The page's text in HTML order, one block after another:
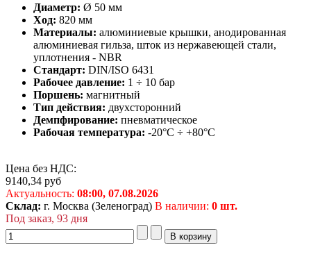
Диаметр: Ø 50 мм
Ход: 820 мм
Материалы: алюминиевые крышки, анодированная
алюминиевая гильза, шток из нержавеющей стали,
уплотнения - NBR
Стандарт: DIN/ISO 6431
Рабочее давление: 1 ÷ 10 бар
Поршень: магнитный
Тип действия: двухсторонний
Демпфирование: пневматическое
Рабочая температура: -20°C ÷ +80°C
Цена без НДС:
9140,34 руб
Актуальность: 08:00, 07.08.2026
Склад: г. Москва (Зеленоград) В наличии: 0 шт.
Под заказ, 93 дня